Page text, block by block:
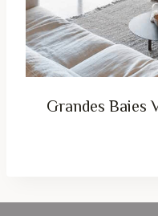
Grandes Baies